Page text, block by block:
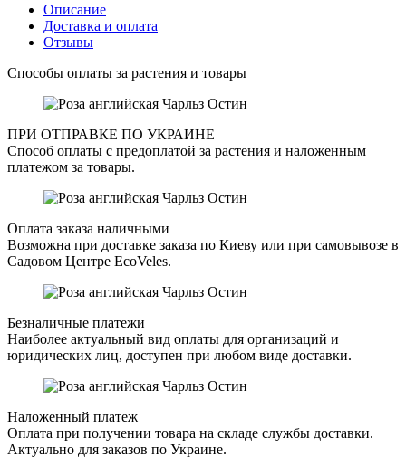
Описание
Доставка и оплата
Отзывы
Способы оплаты за растения и товары
ПРИ ОТПРАВКЕ ПО УКРАИНЕ
Способ оплаты с предоплатой за растения и наложенным
платежом за товары.
Оплата заказа наличными
Возможна при доставке заказа по Киеву или при самовывозе в
Садовом Центре EcoVeles.
Безналичные платежи
Наиболее актуальный вид оплаты для организаций и
юридических лиц, доступен при любом виде доставки.
Наложенный платеж
Оплата при получении товара на складе службы доставки.
Актуально для заказов по Украине.